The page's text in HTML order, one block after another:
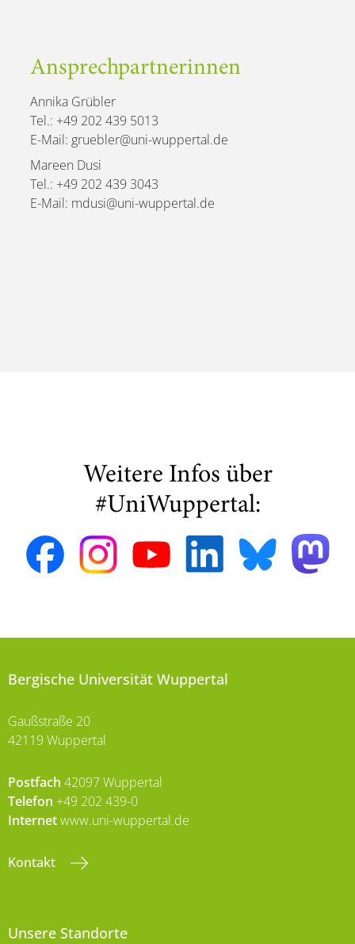
Ansprechpartnerinnen
Annika Grübler
Tel.: +49 202 439 5013
E-Mail: gruebler@uni-wuppertal.de
Mareen Dusi
Tel.: +49 202 439 3043
E-Mail: mdusi@uni-wuppertal.de
Weitere Infos über
#UniWuppertal:
Bergische Universität Wuppertal
Gaußstraße 20
42119 Wuppertal
Postfach 42097 Wuppertal
Telefon +49 202 439-0
Internetwww.uni-wuppertal.de
Kontakt
Unsere Standorte